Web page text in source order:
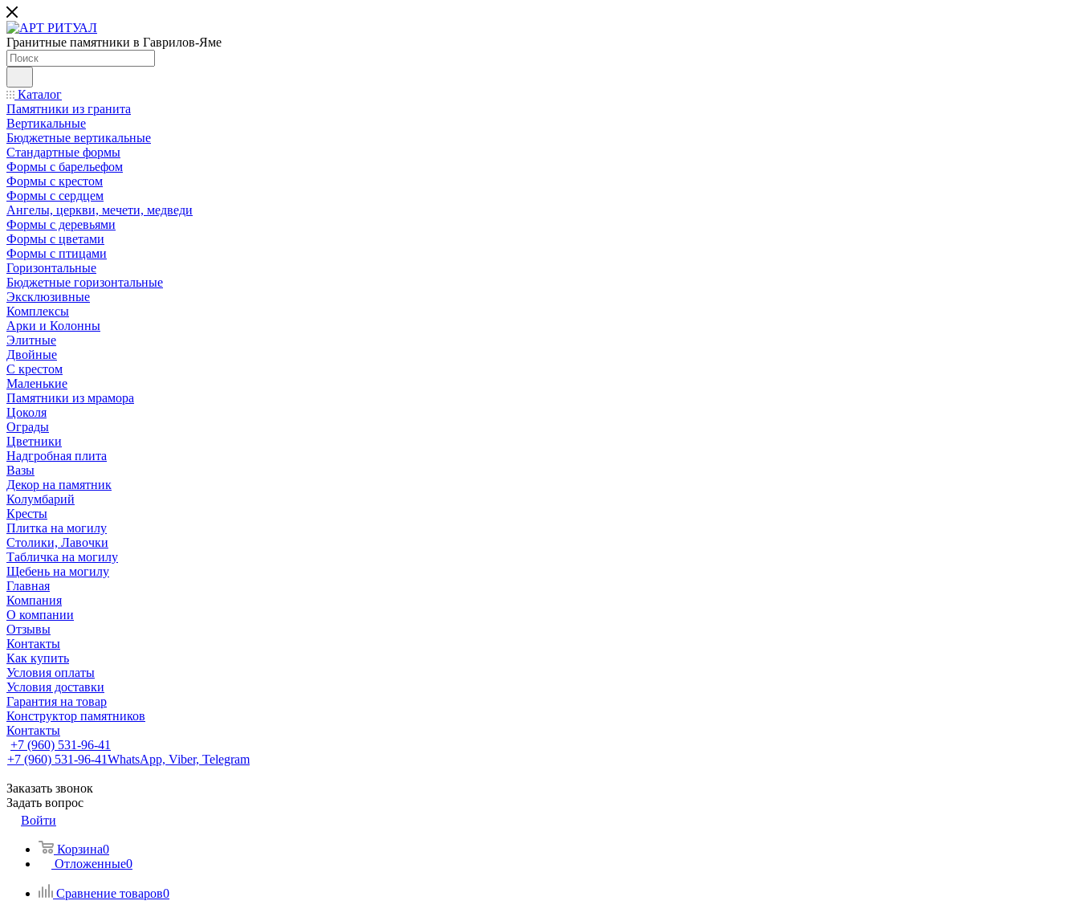
Гранитные памятники в Гаврилов-Яме
Каталог
Памятники из гранита
Вертикальные
Бюджетные вертикальные
Стандартные формы
Формы с барельефом
Формы с крестом
Формы с сердцем
Ангелы, церкви, мечети, медведи
Формы с деревьями
Формы с цветами
Формы с птицами
Горизонтальные
Бюджетные горизонтальные
Эксклюзивные
Комплексы
Арки и Колонны
Элитные
Двойные
С крестом
Маленькие
Памятники из мрамора
Цоколя
Ограды
Цветники
Надгробная плита
Вазы
Декор на памятник
Колумбарий
Кресты
Плитка на могилу
Столики, Лавочки
Табличка на могилу
Щебень на могилу
Главная
Компания
О компании
Отзывы
Контакты
Как купить
Условия оплаты
Условия доставки
Гарантия на товар
Конструктор памятников
Контакты
+7 (960) 531-96-41
+7 (960) 531-96-41WhatsApp, Viber, Telegram
Заказать звонок
Задать вопрос
Войти
Корзина0
Отложенные0
Сравнение товаров0